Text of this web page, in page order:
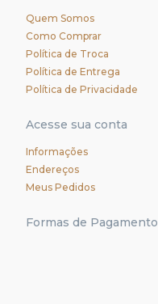
Quem Somos
Como Comprar
Política de Troca
Política de Entrega
Política de Privacidade
Acesse sua conta
Informações
Endereços
Meus Pedidos
Formas de Pagamento